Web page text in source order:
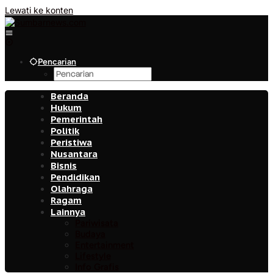
Lewati ke konten
Pencarian
Beranda
Hukum
Pemerintah
Politik
Peristiwa
Nusantara
Bisnis
Pendidikan
Olahraga
Ragam
Lainnya